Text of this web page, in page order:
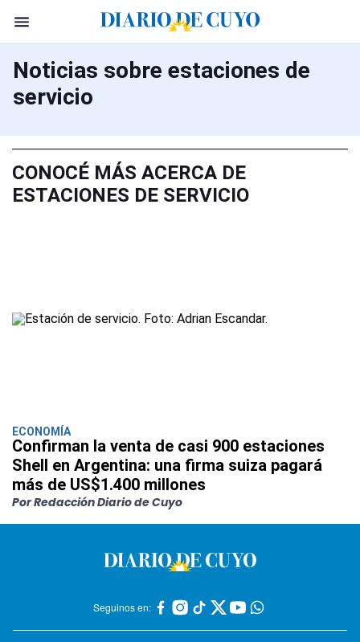
Noticias sobre estaciones de
servicio
CONOCÉ MÁS ACERCA DE
ESTACIONES DE SERVICIO
ECONOMÍA
Confirman la venta de casi 900 estaciones
Shell en Argentina: una firma suiza pagará
más de US$1.400 millones
Por Redacción Diario de Cuyo
Seguinos en: